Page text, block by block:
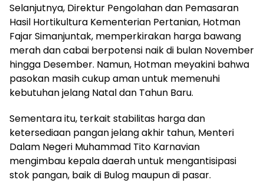
Selanjutnya, Direktur Pengolahan dan Pemasaran
Hasil Hortikultura Kementerian Pertanian, Hotman
Fajar Simanjuntak, memperkirakan harga bawang
merah dan cabai berpotensi naik di bulan November
hingga Desember. Namun, Hotman meyakini bahwa
pasokan masih cukup aman untuk memenuhi
kebutuhan jelang Natal dan Tahun Baru.
Sementara itu, terkait stabilitas harga dan
ketersediaan pangan jelang akhir tahun, Menteri
Dalam Negeri Muhammad Tito Karnavian
mengimbau kepala daerah untuk mengantisipasi
stok pangan, baik di Bulog maupun di pasar.